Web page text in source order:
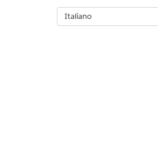
Italiano